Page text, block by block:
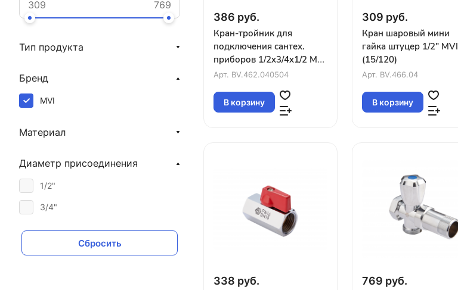
386 руб.
Кран-тройник для
подключения сантех.
приборов 1/2x3/4x1/2 MVI
(5/120)
Арт. BV.462.040504
В корзину
309 руб.
Кран шаровый мини
гайка штуцер 1/2" MVI
(15/120)
Арт. BV.466.04
В корзину
338 руб. 769 руб.
Тип продукта
Бренд
MVI
Материал
Диаметр присоединения
1/2"
3/4"
Сбросить